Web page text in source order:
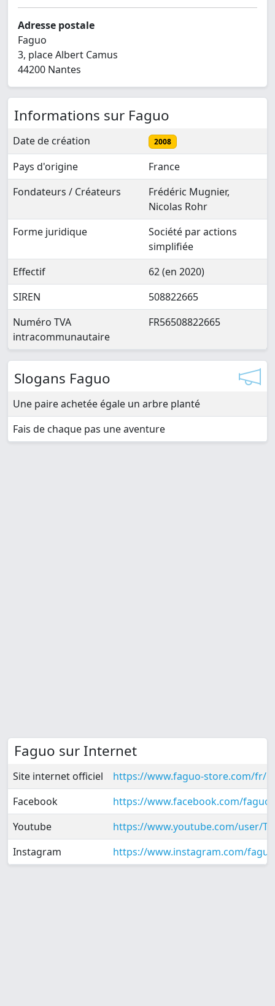
Adresse postale
Faguo
3, place Albert Camus
44200 Nantes
Informations sur Faguo
Date de création 2008
Pays d'origine
France
Fondateurs / Créateurs
Frédéric Mugnier,
Nicolas Rohr
Forme juridique
Société par actions
simplifiée
Effectif
62 (en 2020)
SIREN
508822665
Numéro TVA
intracommunautaire
FR56508822665
Slogans Faguo
Une paire achetée égale un arbre planté
Fais de chaque pas une aventure
Faguo sur Internet
Site internet officiel
https://www.faguo-store.com/fr/
Facebook
https://www.facebook.com/
Youtube
https://www.youtube.com/user/
Instagram
https://www.instagram.com/